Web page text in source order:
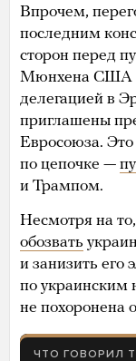
Впрочем,
последним
сторон перед
Мюнхена США
делегацией в
приглашены
Евросоюза. Это
по цепочке —
и Трампом.
Несмотря на
обозвать
и занизить его
по украинским
не похоронена
ЧТО ГОВОРИЛ